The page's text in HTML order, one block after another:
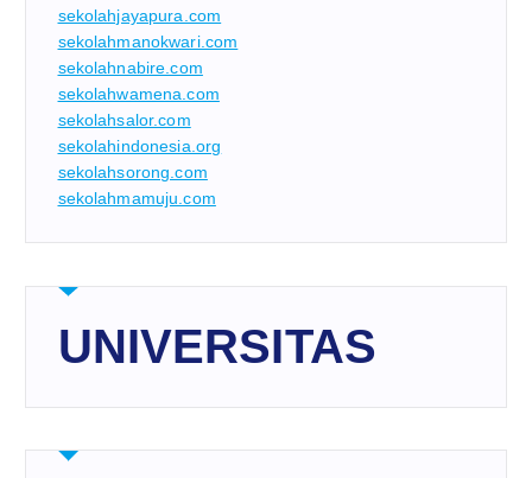
sekolahjayapura.com
sekolahmanokwari.com
sekolahnabire.com
sekolahwamena.com
sekolahsalor.com
sekolahindonesia.org
sekolahsorong.com
sekolahmamuju.com
UNIVERSITAS